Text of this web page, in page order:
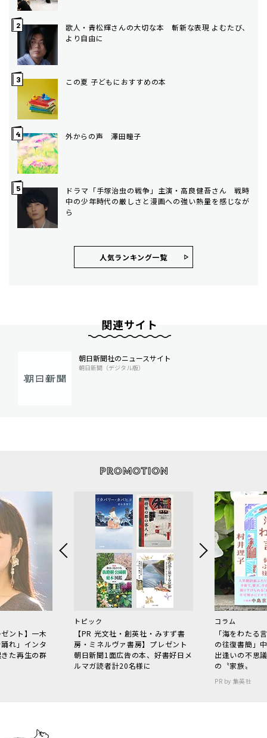
歌人・青松輝さんの大切な本 斬新な表現 よむたび、
より自由に
この夏 子どもにおすすめの本
外からの声 澤田瞳子
ドラマ「手塚治虫の戦争」主演・高良健吾さん 戦時
中の少年時代の厳しさと漫画への強い熱量を感じなが
ら
人気ランキング⼀覧
関連サイト
朝日新聞社のニュースサイト
朝日新聞（デジタル版）
ント】一木
れ」インタ
た再生の群
トピック
【PR 光文社・創英社・みすず書
房・ミネルヴァ書房】プレゼント
朝日新聞1面広告の本、好書好日メ
ルマガ読者計20名様に
コラム
「海をわた
の往復書簡」
出逢いの不思
の〝家族〟
PR by 集英社